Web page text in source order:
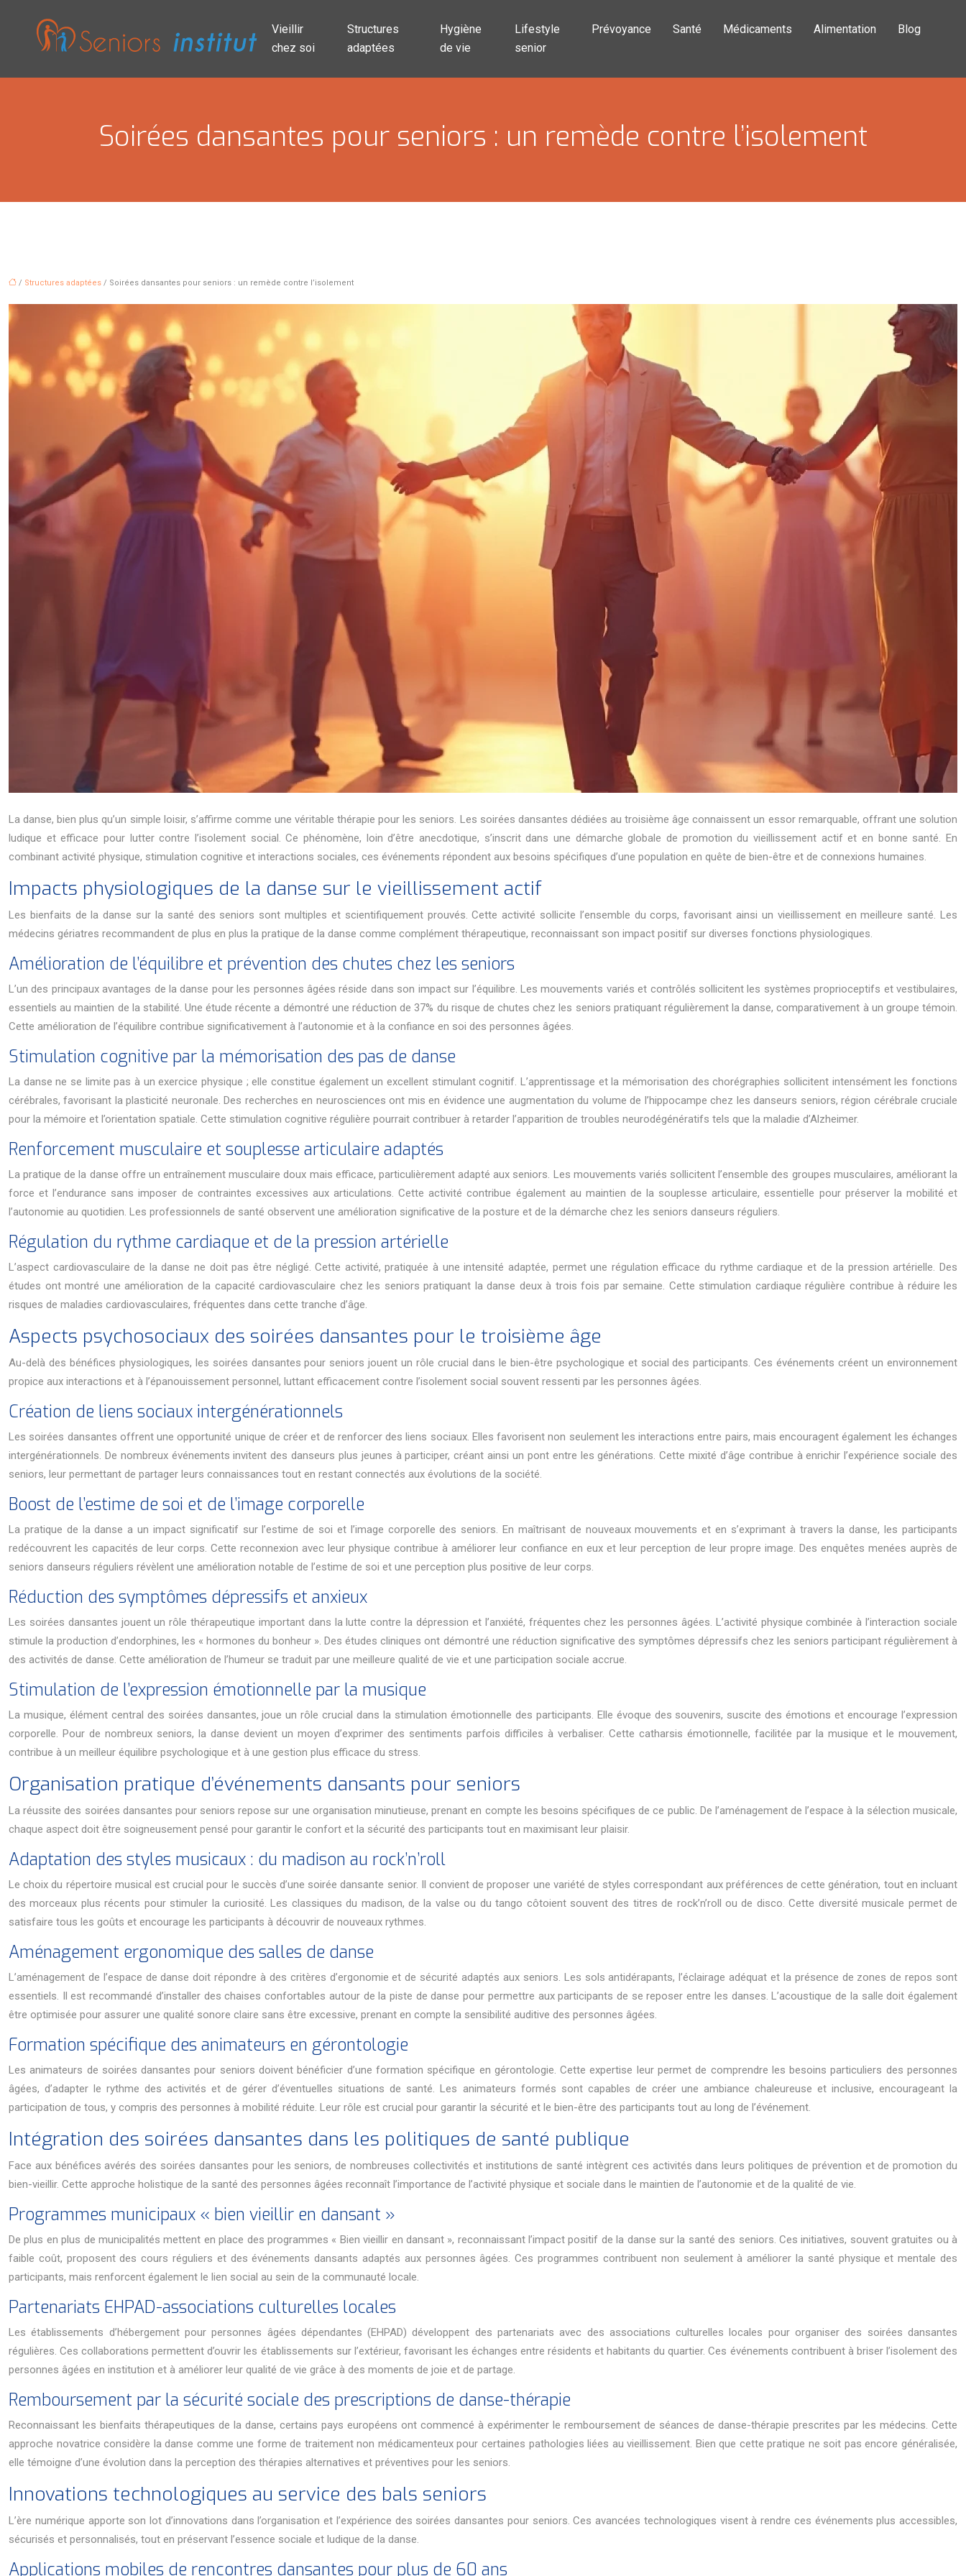
Vieillir
chez soi
Structures
adaptées
Hygiène
de vie
Lifestyle
senior
Prévoyance Santé Médicaments Alimentation Blog
Soirées dansantes pour seniors : un remède contre l’isolement
/ Structures adaptées / Soirées dansantes pour seniors : un remède contre l’isolement
La danse, bien plus qu’un simple loisir, s’affirme comme une véritable thérapie pour les seniors. Les soirées dansantes dédiées au troisième âge connaissent un essor remarquable, offrant une solution
ludique et efficace pour lutter contre l’isolement social. Ce phénomène, loin d’être anecdotique, s’inscrit dans une démarche globale de promotion du vieillissement actif et en bonne santé. En
combinant activité physique, stimulation cognitive et interactions sociales, ces événements répondent aux besoins spécifiques d’une population en quête de bien-être et de connexions humaines.
Impacts physiologiques de la danse sur le vieillissement actif
Les bienfaits de la danse sur la santé des seniors sont multiples et scientifiquement prouvés. Cette activité sollicite l’ensemble du corps, favorisant ainsi un vieillissement en meilleure santé. Les
médecins gériatres recommandent de plus en plus la pratique de la danse comme complément thérapeutique, reconnaissant son impact positif sur diverses fonctions physiologiques.
Amélioration de l’équilibre et prévention des chutes chez les seniors
L’un des principaux avantages de la danse pour les personnes âgées réside dans son impact sur l’équilibre. Les mouvements variés et contrôlés sollicitent les systèmes proprioceptifs et vestibulaires,
essentiels au maintien de la stabilité. Une étude récente a démontré une réduction de 37% du risque de chutes chez les seniors pratiquant régulièrement la danse, comparativement à un groupe témoin.
Cette amélioration de l’équilibre contribue significativement à l’autonomie et à la confiance en soi des personnes âgées.
Stimulation cognitive par la mémorisation des pas de danse
La danse ne se limite pas à un exercice physique ; elle constitue également un excellent stimulant cognitif. L’apprentissage et la mémorisation des chorégraphies sollicitent intensément les fonctions
cérébrales, favorisant la plasticité neuronale. Des recherches en neurosciences ont mis en évidence une augmentation du volume de l’hippocampe chez les danseurs seniors, région cérébrale cruciale
pour la mémoire et l’orientation spatiale. Cette stimulation cognitive régulière pourrait contribuer à retarder l’apparition de troubles neurodégénératifs tels que la maladie d’Alzheimer.
Renforcement musculaire et souplesse articulaire adaptés
La pratique de la danse offre un entraînement musculaire doux mais efficace, particulièrement adapté aux seniors. Les mouvements variés sollicitent l’ensemble des groupes musculaires, améliorant la
force et l’endurance sans imposer de contraintes excessives aux articulations. Cette activité contribue également au maintien de la souplesse articulaire, essentielle pour préserver la mobilité et
l’autonomie au quotidien. Les professionnels de santé observent une amélioration significative de la posture et de la démarche chez les seniors danseurs réguliers.
Régulation du rythme cardiaque et de la pression artérielle
L’aspect cardiovasculaire de la danse ne doit pas être négligé. Cette activité, pratiquée à une intensité adaptée, permet une régulation efficace du rythme cardiaque et de la pression artérielle. Des
études ont montré une amélioration de la capacité cardiovasculaire chez les seniors pratiquant la danse deux à trois fois par semaine. Cette stimulation cardiaque régulière contribue à réduire les
risques de maladies cardiovasculaires, fréquentes dans cette tranche d’âge.
Aspects psychosociaux des soirées dansantes pour le troisième âge
Au-delà des bénéfices physiologiques, les soirées dansantes pour seniors jouent un rôle crucial dans le bien-être psychologique et social des participants. Ces événements créent un environnement
propice aux interactions et à l’épanouissement personnel, luttant efficacement contre l’isolement social souvent ressenti par les personnes âgées.
Création de liens sociaux intergénérationnels
Les soirées dansantes offrent une opportunité unique de créer et de renforcer des liens sociaux. Elles favorisent non seulement les interactions entre pairs, mais encouragent également les échanges
intergénérationnels. De nombreux événements invitent des danseurs plus jeunes à participer, créant ainsi un pont entre les générations. Cette mixité d’âge contribue à enrichir l’expérience sociale des
seniors, leur permettant de partager leurs connaissances tout en restant connectés aux évolutions de la société.
Boost de l’estime de soi et de l’image corporelle
La pratique de la danse a un impact significatif sur l’estime de soi et l’image corporelle des seniors. En maîtrisant de nouveaux mouvements et en s’exprimant à travers la danse, les participants
redécouvrent les capacités de leur corps. Cette reconnexion avec leur physique contribue à améliorer leur confiance en eux et leur perception de leur propre image. Des enquêtes menées auprès de
seniors danseurs réguliers révèlent une amélioration notable de l’estime de soi et une perception plus positive de leur corps.
Réduction des symptômes dépressifs et anxieux
Les soirées dansantes jouent un rôle thérapeutique important dans la lutte contre la dépression et l’anxiété, fréquentes chez les personnes âgées. L’activité physique combinée à l’interaction sociale
stimule la production d’endorphines, les « hormones du bonheur ». Des études cliniques ont démontré une réduction significative des symptômes dépressifs chez les seniors participant régulièrement à
des activités de danse. Cette amélioration de l’humeur se traduit par une meilleure qualité de vie et une participation sociale accrue.
Stimulation de l’expression émotionnelle par la musique
La musique, élément central des soirées dansantes, joue un rôle crucial dans la stimulation émotionnelle des participants. Elle évoque des souvenirs, suscite des émotions et encourage l’expression
corporelle. Pour de nombreux seniors, la danse devient un moyen d’exprimer des sentiments parfois difficiles à verbaliser. Cette catharsis émotionnelle, facilitée par la musique et le mouvement,
contribue à un meilleur équilibre psychologique et à une gestion plus efficace du stress.
Organisation pratique d’événements dansants pour seniors
La réussite des soirées dansantes pour seniors repose sur une organisation minutieuse, prenant en compte les besoins spécifiques de ce public. De l’aménagement de l’espace à la sélection musicale,
chaque aspect doit être soigneusement pensé pour garantir le confort et la sécurité des participants tout en maximisant leur plaisir.
Adaptation des styles musicaux : du madison au rock’n’roll
Le choix du répertoire musical est crucial pour le succès d’une soirée dansante senior. Il convient de proposer une variété de styles correspondant aux préférences de cette génération, tout en incluant
des morceaux plus récents pour stimuler la curiosité. Les classiques du madison, de la valse ou du tango côtoient souvent des titres de rock’n’roll ou de disco. Cette diversité musicale permet de
satisfaire tous les goûts et encourage les participants à découvrir de nouveaux rythmes.
Aménagement ergonomique des salles de danse
L’aménagement de l’espace de danse doit répondre à des critères d’ergonomie et de sécurité adaptés aux seniors. Les sols antidérapants, l’éclairage adéquat et la présence de zones de repos sont
essentiels. Il est recommandé d’installer des chaises confortables autour de la piste de danse pour permettre aux participants de se reposer entre les danses. L’acoustique de la salle doit également
être optimisée pour assurer une qualité sonore claire sans être excessive, prenant en compte la sensibilité auditive des personnes âgées.
Formation spécifique des animateurs en gérontologie
Les animateurs de soirées dansantes pour seniors doivent bénéficier d’une formation spécifique en gérontologie. Cette expertise leur permet de comprendre les besoins particuliers des personnes
âgées, d’adapter le rythme des activités et de gérer d’éventuelles situations de santé. Les animateurs formés sont capables de créer une ambiance chaleureuse et inclusive, encourageant la
participation de tous, y compris des personnes à mobilité réduite. Leur rôle est crucial pour garantir la sécurité et le bien-être des participants tout au long de l’événement.
Intégration des soirées dansantes dans les politiques de santé publique
Face aux bénéfices avérés des soirées dansantes pour les seniors, de nombreuses collectivités et institutions de santé intègrent ces activités dans leurs politiques de prévention et de promotion du
bien-vieillir. Cette approche holistique de la santé des personnes âgées reconnaît l’importance de l’activité physique et sociale dans le maintien de l’autonomie et de la qualité de vie.
Programmes municipaux « bien vieillir en dansant »
De plus en plus de municipalités mettent en place des programmes « Bien vieillir en dansant », reconnaissant l’impact positif de la danse sur la santé des seniors. Ces initiatives, souvent gratuites ou à
faible coût, proposent des cours réguliers et des événements dansants adaptés aux personnes âgées. Ces programmes contribuent non seulement à améliorer la santé physique et mentale des
participants, mais renforcent également le lien social au sein de la communauté locale.
Partenariats EHPAD-associations culturelles locales
Les établissements d’hébergement pour personnes âgées dépendantes (EHPAD) développent des partenariats avec des associations culturelles locales pour organiser des soirées dansantes
régulières. Ces collaborations permettent d’ouvrir les établissements sur l’extérieur, favorisant les échanges entre résidents et habitants du quartier. Ces événements contribuent à briser l’isolement des
personnes âgées en institution et à améliorer leur qualité de vie grâce à des moments de joie et de partage.
Remboursement par la sécurité sociale des prescriptions de danse-thérapie
Reconnaissant les bienfaits thérapeutiques de la danse, certains pays européens ont commencé à expérimenter le remboursement de séances de danse-thérapie prescrites par les médecins. Cette
approche novatrice considère la danse comme une forme de traitement non médicamenteux pour certaines pathologies liées au vieillissement. Bien que cette pratique ne soit pas encore généralisée,
elle témoigne d’une évolution dans la perception des thérapies alternatives et préventives pour les seniors.
Innovations technologiques au service des bals seniors
L’ère numérique apporte son lot d’innovations dans l’organisation et l’expérience des soirées dansantes pour seniors. Ces avancées technologiques visent à rendre ces événements plus accessibles,
sécurisés et personnalisés, tout en préservant l’essence sociale et ludique de la danse.
Applications mobiles de rencontres dansantes pour plus de 60 ans